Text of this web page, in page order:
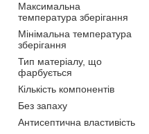
Максимальна
температура зберігання
Мінімальна температура
зберігання
Тип матеріалу, що
фарбується
Кількість компонентів
Без запаху
Антисептична властивість